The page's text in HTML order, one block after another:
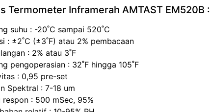
Termometer Inframerah AMTAST EM520B :
suhu : -20˚C sampai 520˚C
: ±2˚C (±3˚F) atau 2% pembacaan
: 2% atau 3˚F
pengoperasian : 32˚F hingga 105˚F
: 0,95 pre-set
Spektral : 7-18 um
respon : 500 mSec, 95%